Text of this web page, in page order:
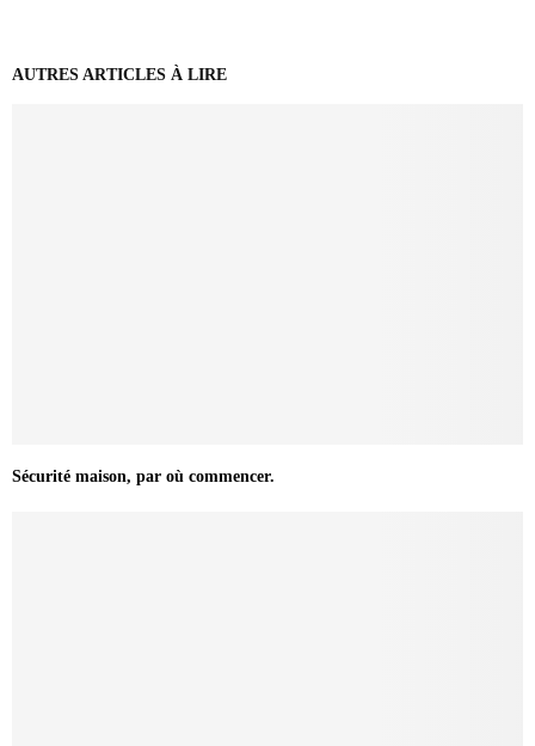
AUTRES ARTICLES À LIRE
Sécurité maison, par où commencer.